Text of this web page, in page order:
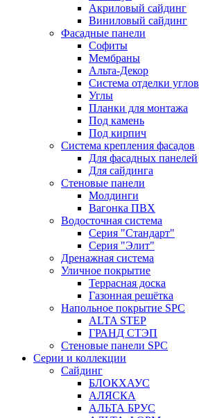
Акриловый сайдинг
Виниловый сайдинг
Фасадные панели
Софиты
Мембраны
Альта-Декор
Система отделки углов
Углы
Планки для монтажа
Под камень
Под кирпич
Система крепления фасадов
Для фасадных панелей
Для сайдинга
Стеновые панели
Молдинги
Вагонка ПВХ
Водосточная система
Серия "Стандарт"
Серия "Элит"
Дренажная система
Уличное покрытие
Террасная доска
Газонная решётка
Напольное покрытие SPC
ALTA STEP
ГРАНД СТЭП
Стеновые панели SPC
Серии и коллекции
Сайдинг
БЛОКХАУС
АЛЯСКА
АЛЬТА БРУС